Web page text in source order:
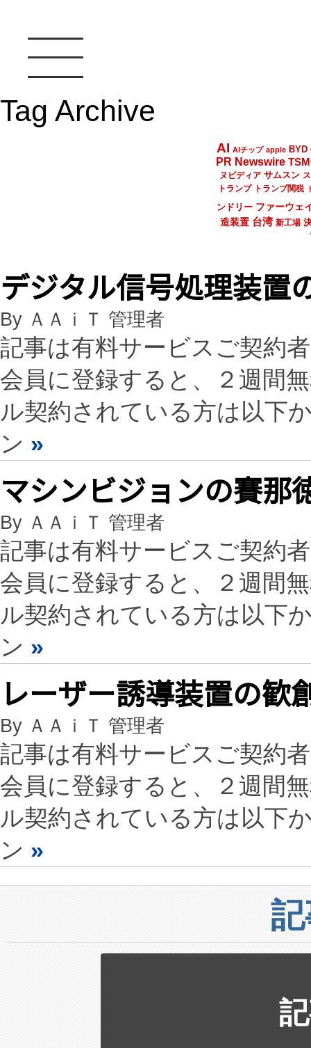
Tag Archive
AI AIチップ apple BYD
PR Newswire
ヌビディア サムスン
トランプ
トランプ関税
ンドリー ファーウェ
造装置 台湾 新工場
デジタル信号処理装置
By ＡＡｉＴ 管理者
記事は有料サービスご契約
会員に登録すると、２週間
ル契約されている方は以下
ン »
マシンビジョンの賽那
By ＡＡｉＴ 管理者
記事は有料サービスご契約
会員に登録すると、２週間
ル契約されている方は以下
ン »
レーザー誘導装置の歓
By ＡＡｉＴ 管理者
記事は有料サービスご契約
会員に登録すると、２週間
ル契約されている方は以下
ン »